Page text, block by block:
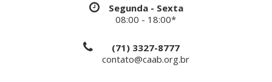
Segunda - Sexta
08:00 - 18:00*
(71) 3327-8777
contato@caab.org.br